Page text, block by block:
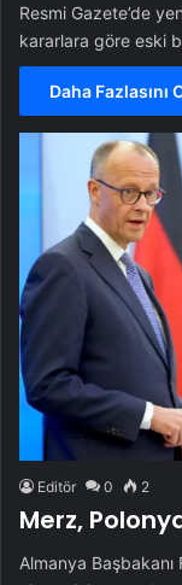
Resmi Gazete’de
kararlara göre eski
Daha Fazlasını
Editör 0 2
Merz,
Almanya Başbakanı